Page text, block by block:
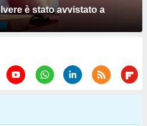
è stato avvistato a